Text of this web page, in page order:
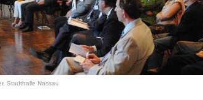
Böhmer, Stadthalle